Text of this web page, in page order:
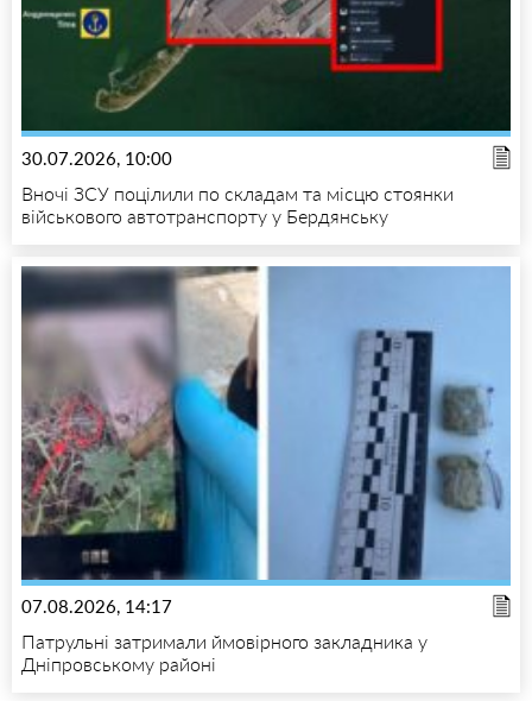
30.07.2026, 10:00
Вночі ЗСУ поцілили по складам та місцю стоянки
військового автотранспорту у Бердянську
07.08.2026, 14:17
Патрульні затримали ймовірного закладника у
Дніпровському районі